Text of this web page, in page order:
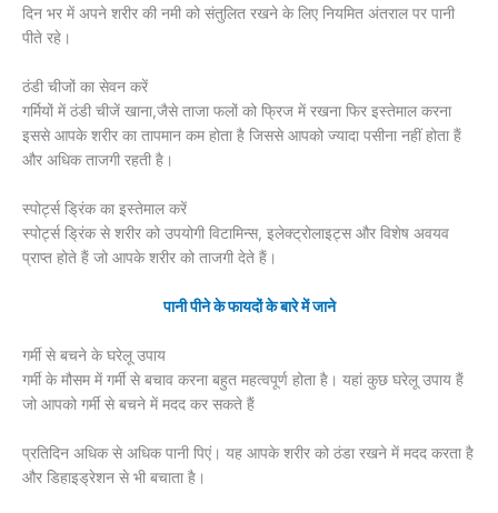
दिन भर में अपने शरीर की नमी को संतुलित रखने के लिए नियमित अंतराल पर पानी
पीते रहे।
ठंडी चीजों का सेवन करें
गर्मियों में ठंडी चीजें खाना,जैसे ताजा फलों को फ्रिज में रखना फिर इस्तेमाल करना
इससे आपके शरीर का तापमान कम होता है जिससे आपको ज्यादा पसीना नहीं होता हैं
और अधिक ताजगी रहती है।
स्पोर्ट्स ड्रिंक का इस्तेमाल करें
स्पोर्ट्स ड्रिंक से शरीर को उपयोगी विटामिन्स, इलेक्ट्रोलाइट्स और विशेष अवयव
प्राप्त होते हैं जो आपके शरीर को ताजगी देते हैं।
पानी पीने के फायदों के बारे में जाने
गर्मी से बचने के घरेलू उपाय
गर्मी के मौसम में गर्मी से बचाव करना बहुत महत्वपूर्ण होता है। यहां कुछ घरेलू उपाय हैं
जो आपको गर्मी से बचने में मदद कर सकते हैं
प्रतिदिन अधिक से अधिक पानी पिएं। यह आपके शरीर को ठंडा रखने में मदद करता है
और डिहाइड्रेशन से भी बचाता है।